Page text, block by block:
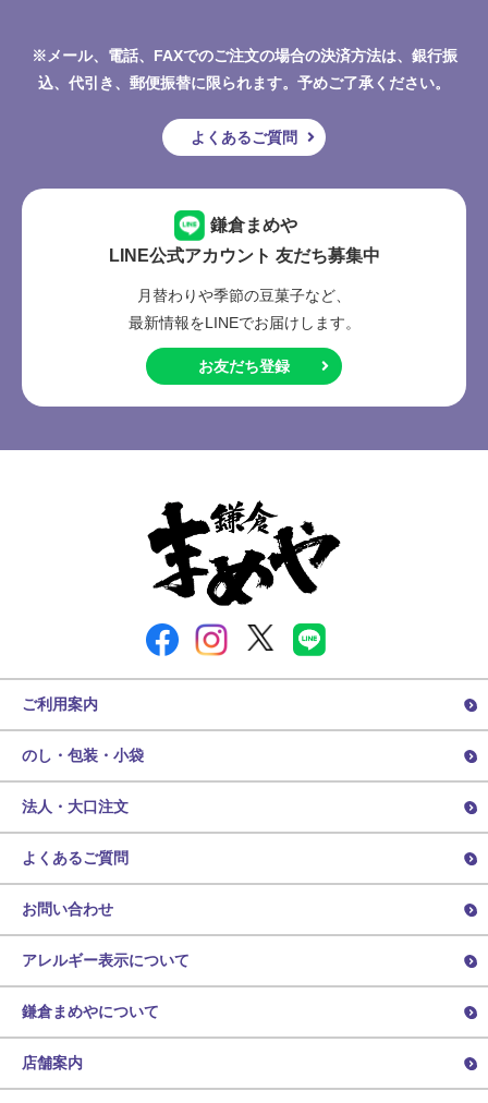
※メール、電話、FAXでのご注文の場合の決済方法は、銀行振
込、代引き、郵便振替に限られます。予めご了承ください。
よくあるご質問
鎌倉まめや
LINE公式アカウント 友だち募集中
月替わりや季節の豆菓子など、
最新情報をLINEでお届けします。
お友だち登録
ご利用案内
のし・包装・小袋
法人・大口注文
よくあるご質問
お問い合わせ
アレルギー表示について
鎌倉まめやについて
店舗案内